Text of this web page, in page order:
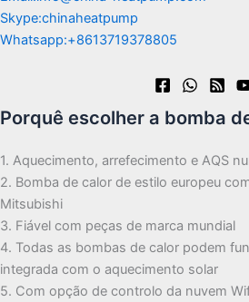
Skype:chinaheatpump
Whatsapp:+8613719378805
Porquê escolher a bomba
1. Aquecimento, arrefecimento e AQS
2. Bomba de calor de estilo europeu
Mitsubishi
3. Fiável com peças de marca mundial
4. Todas as bombas de calor podem
integrada com o aquecimento solar
5. Com opção de controlo da nuvem